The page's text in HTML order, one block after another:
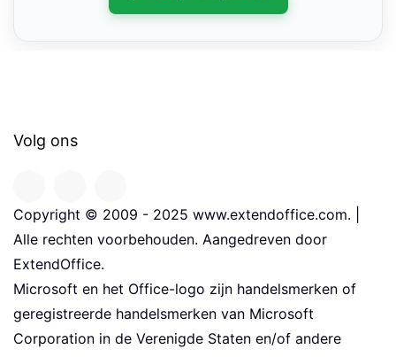
Volg ons
Copyright © 2009 - 2025 www.extendoffice.com. |
Alle rechten voorbehouden. Aangedreven door
ExtendOffice.
Microsoft en het Office-logo zijn handelsmerken of
geregistreerde handelsmerken van Microsoft
Corporation in de Verenigde Staten en/of andere